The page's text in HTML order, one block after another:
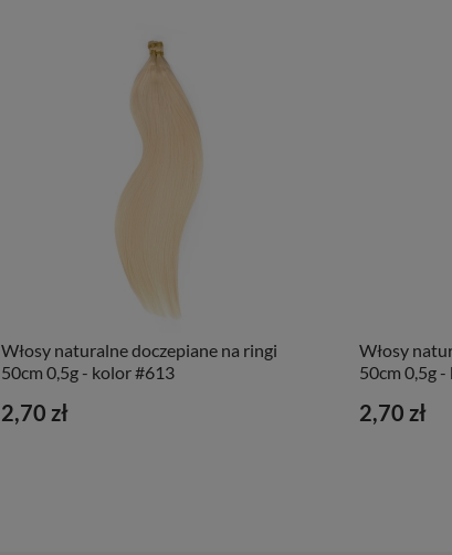
Włosy naturalne doczepiane na ringi
50cm 0,5g - kolor #613
2,70 zł
Włosy
50cm 0,5g
2,70 zł